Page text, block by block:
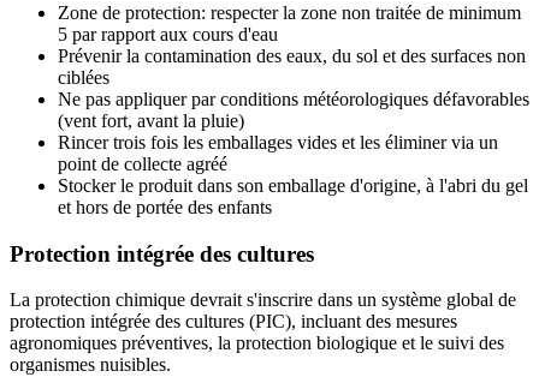
Zone de protection: respecter la zone non traitée de minimum
5 par rapport aux cours d'eau
Prévenir la contamination des eaux, du sol et des surfaces non
ciblées
Ne pas appliquer par conditions météorologiques défavorables
(vent fort, avant la pluie)
Rincer trois fois les emballages vides et les éliminer via un
point de collecte agréé
Stocker le produit dans son emballage d'origine, à l'abri du gel
et hors de portée des enfants
Protection intégrée des cultures
La protection chimique devrait s'inscrire dans un système global de
protection intégrée des cultures (PIC), incluant des mesures
agronomiques préventives, la protection biologique et le suivi des
organismes nuisibles.